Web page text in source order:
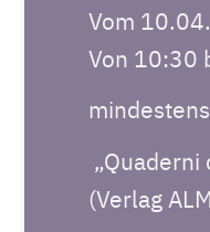
Vom
Von 10:30
„Quaderni
(Verlag